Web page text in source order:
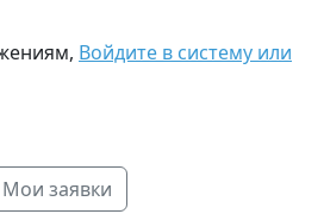
Войдите в систему или
Мои заявки